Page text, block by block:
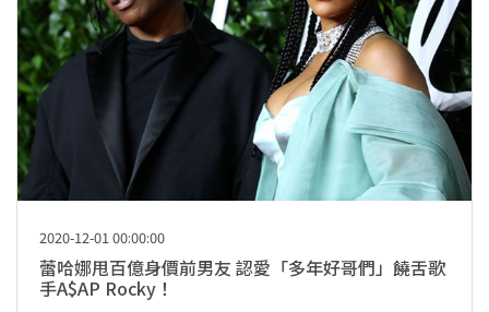
2020-12-01 00:00:00
蕾哈娜甩百億身價前男友 認愛「多年好哥們」饒舌歌
手A$AP Rocky！